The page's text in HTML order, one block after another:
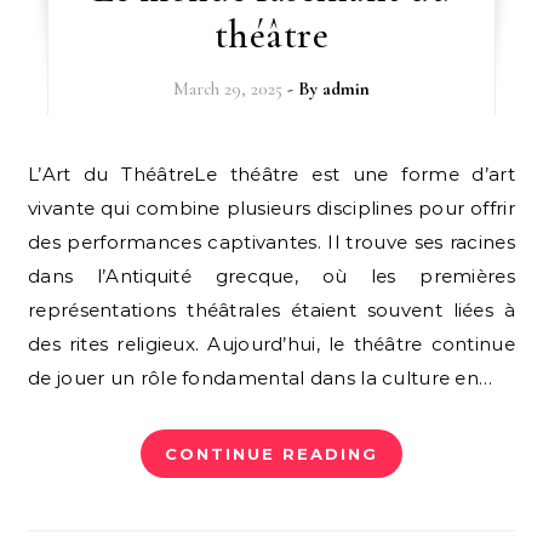
théâtre
March 29, 2025 - By admin
L’Art du ThéâtreLe théâtre est une forme d’art
vivante qui combine plusieurs disciplines pour offrir
des performances captivantes. Il trouve ses racines
dans l’Antiquité grecque, où les premières
représentations théâtrales étaient souvent liées à
des rites religieux. Aujourd’hui, le théâtre continue
de jouer un rôle fondamental dans la culture en…
CONTINUE READING